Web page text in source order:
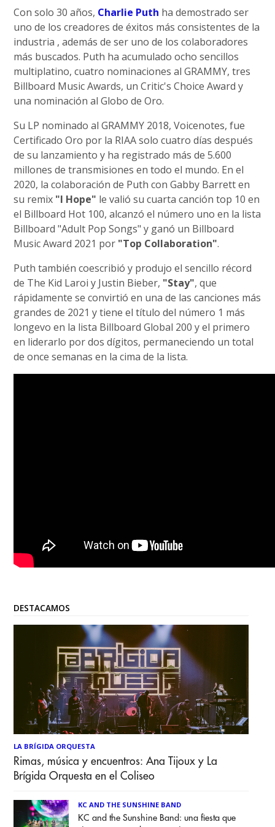
Con solo 30 años, Charlie Puth ha demostrado ser
uno de los creadores de éxitos más consistentes de la
industria , además de ser uno de los colaboradores
más buscados. Puth ha acumulado ocho sencillos
multiplatino, cuatro nominaciones al GRAMMY, tres
Billboard Music Awards, un Critic's Choice Award y
una nominación al Globo de Oro.
Su LP nominado al GRAMMY 2018, Voicenotes, fue
Certificado Oro por la RIAA solo cuatro días después
de su lanzamiento y ha registrado más de 5.600
millones de transmisiones en todo el mundo. En el
2020, la colaboración de Puth con Gabby Barrett en
su remix "I Hope" le valió su cuarta canción top 10 en
el Billboard Hot 100, alcanzó el número uno en la lista
Billboard "Adult Pop Songs" y ganó un Billboard
Music Award 2021 por "Top Collaboration".
Puth también coescribió y produjo el sencillo récord
de The Kid Laroi y Justin Bieber, "Stay", que
rápidamente se convirtió en una de las canciones más
grandes de 2021 y tiene el título del número 1 más
longevo en la lista Billboard Global 200 y el primero
en liderarlo por dos dígitos, permaneciendo un total
de once semanas en la cima de la lista.
DESTACAMOS
LA BRÍGIDA ORQUESTA
Rimas, música y encuentros: Ana Tijoux y La
Brígida Orquesta en el Coliseo
KC AND THE SUNSHINE BAND
KC and the Sunshine Band: una fiesta que